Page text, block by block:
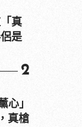
真
是
2
心」
真槍